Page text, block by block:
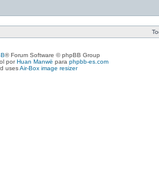
® Forum Software © phpBB Group
porHuan Manwë para phpbb-es.com
usesAir-Box image resizer